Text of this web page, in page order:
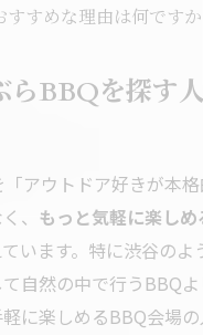
すめな理由は何ですか
らBBQを探す
アウトドア好きが本
、 もっと気軽に楽しめ
います。特に渋谷のよ
自然の中で行うBBQ
に楽しめるBBQ会場